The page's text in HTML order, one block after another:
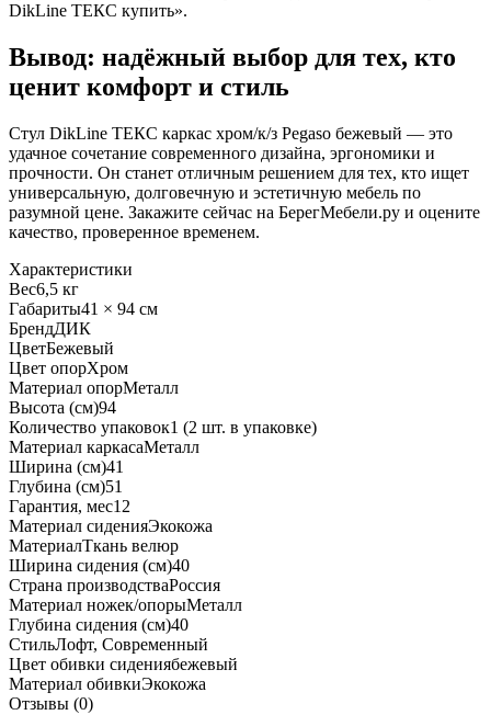
DikLine ТЕКС купить».
Вывод: надёжный выбор для тех, кто
ценит комфорт и стиль
Стул DikLine ТЕКС каркас хром/к/з Pegaso бежевый — это
удачное сочетание современного дизайна, эргономики и
прочности. Он станет отличным решением для тех, кто ищет
универсальную, долговечную и эстетичную мебель по
разумной цене. Закажите сейчас на БерегМебели.ру и оцените
качество, проверенное временем.
Характеристики
Вес6,5 кг
Габариты41 × 94 см
БрендДИК
ЦветБежевый
Цвет опорХром
Материал опорМеталл
Высота (см)94
Количество упаковок1 (2 шт. в упаковке)
Материал каркасаМеталл
Ширина (см)41
Глубина (см)51
Гарантия, мес12
Материал сиденияЭкокожа
МатериалТкань велюр
Ширина сидения (см)40
Страна производстваРоссия
Материал ножек/опорыМеталл
Глубина сидения (см)40
СтильЛофт, Современный
Цвет обивки сидениябежевый
Материал обивкиЭкокожа
Отзывы (0)